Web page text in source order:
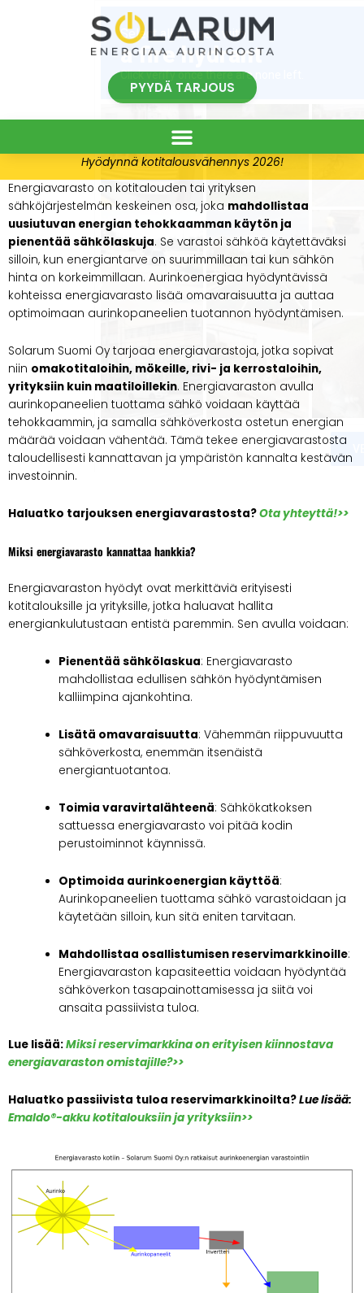
PYYDÄ TARJOUS
Hyödynnä kotitalousvähennys 2026!
Energiavarasto on kotitalouden tai yrityksen
sähköjärjestelmän keskeinen osa, joka mahdollistaa
uusiutuvan energian tehokkaamman käytön ja
pienentää sähkölaskuja. Se varastoi sähköä käytettäväksi
silloin, kun energiantarve on suurimmillaan tai kun sähkön
hinta on korkeimmillaan. Aurinkoenergiaa hyödyntävissä
kohteissa energiavarasto lisää omavaraisuutta ja auttaa
optimoimaan aurinkopaneelien tuotannon hyödyntämisen.
Solarum Suomi Oy tarjoaa energiavarastoja, jotka sopivat
niin omakotitaloihin, mökeille, rivi- ja kerrostaloihin,
yrityksiin kuin maatiloillekin. Energiavaraston avulla
aurinkopaneelien tuottama sähkö voidaan käyttää
tehokkaammin, ja samalla sähköverkosta ostetun energian
määrää voidaan vähentää. Tämä tekee energiavarastosta
taloudellisesti kannattavan ja ympäristön kannalta kestävän
investoinnin.
Haluatko tarjouksen energiavarastosta?Ota yhteyttä!>>
Miksi energiavarasto kannattaa hankkia?
Energiavaraston hyödyt ovat merkittäviä erityisesti
kotitalouksille ja yrityksille, jotka haluavat hallita
energiankulutustaan entistä paremmin. Sen avulla voidaan:
Pienentää sähkölaskua: Energiavarasto
mahdollistaa edullisen sähkön hyödyntämisen
kalliimpina ajankohtina.
Lisätä omavaraisuutta: Vähemmän riippuvuutta
sähköverkosta, enemmän itsenäistä
energiantuotantoa.
Toimia varavirtalähteenä: Sähkökatkoksen
sattuessa energiavarasto voi pitää kodin
perustoiminnot käynnissä.
Optimoida aurinkoenergian käyttöä:
Aurinkopaneelien tuottama sähkö varastoidaan ja
käytetään silloin, kun sitä eniten tarvitaan.
Mahdollistaa osallistumisen reservimarkkinoille:
Energiavaraston kapasiteettia voidaan hyödyntää
sähköverkon tasapainottamisessa ja siitä voi
ansaita passiivista tuloa.
Lue lisää:Miksi reservimarkkina on erityisen kiinnostava
energiavaraston omistajille?>>
Haluatko passiivista tuloa reservimarkkinoilta?Lue lisää:
Emaldo®-akku kotitalouksiin ja yrityksiin>>